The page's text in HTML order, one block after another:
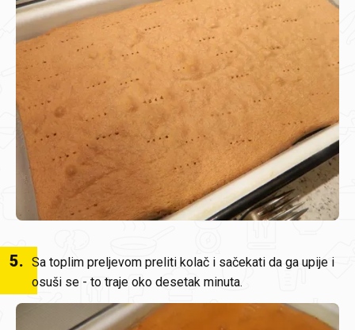
5. Sa toplim preljevom preliti kolač i sačekati da ga upije i
osuši se - to traje oko desetak minuta.